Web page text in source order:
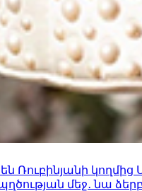
կողմից
մեջ․ նա